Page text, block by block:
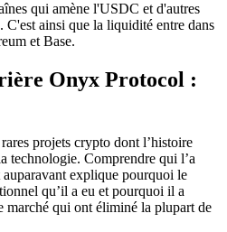
qui amène l'USDC et d'autres
C'est ainsi que la liquidité entre dans
et Base.
Onyx Protocol :
projets crypto dont l’histoire
technologie. Comprendre qui l’a
explique pourquoi le
qu’il a eu et pourquoi il a
marché qui ont éliminé la plupart de